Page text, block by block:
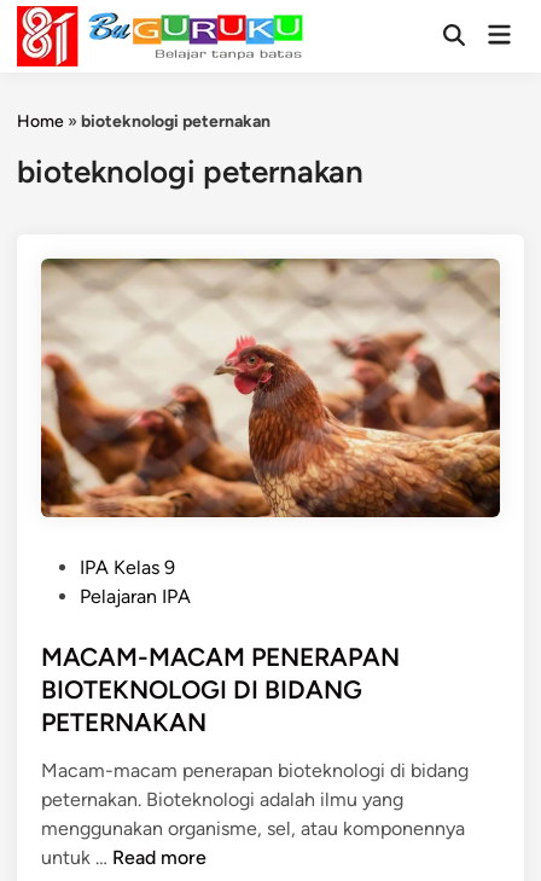
Skip
content
OpenMain
Home » bioteknologi peternakan
bioteknologi peternakan
t
e
d
n
IPA Kelas 9
Pelajaran IPA
MACAM-MACAM PENERAPAN
BIOTEKNOLOGI DI BIDANG
PETERNAKAN
Macam-macam penerapan bioteknologi di bidang
peternakan. Bioteknologi adalah ilmu yang
menggunakan organisme, sel, atau komponennya
untuk … M
Read more